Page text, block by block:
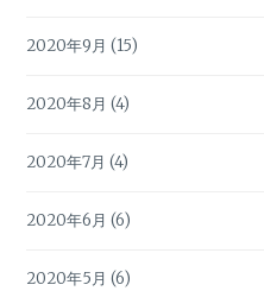
2020年9月 (15)
2020年8月 (4)
2020年7月 (4)
2020年6月 (6)
2020年5月 (6)